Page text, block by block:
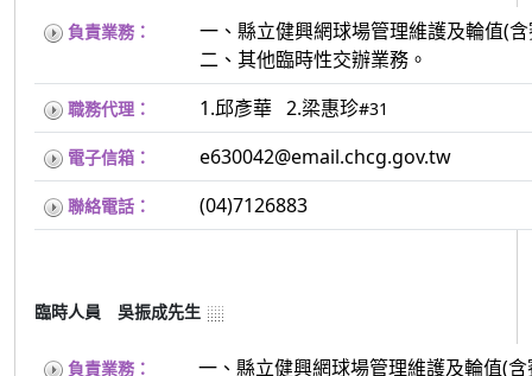
負責業務：
一、縣立健興網球場管理維護及輪值(
二、其他臨時性交辦業務。
職務代理： 1.邱彥華 2.梁惠珍#31
電子信箱： e630042@email.chcg.gov.tw
聯絡電話： (04)7126883
臨時人員 吳振成先生
負責業務：
一、縣立健興網球場管理維護及輪值(